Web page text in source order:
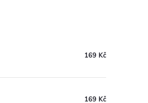
169 Kč
169 Kč